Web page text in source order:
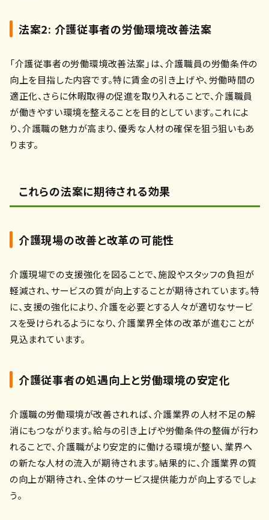
法案2: 介護従事者の労働環境改善法案
「介護従事者の労働環境改善法案」は、介護職員の労働条件の
向上を目指した内容です。特に賃金の引き上げや、労働時間の
適正化、さらに休暇取得の促進を取り入れることで、介護職員
が働きやすい環境を整えることを目的としています。これによ
り、介護職の魅力が高まり、優秀な人材の確保を狙う狙いもあ
ります。
これらの法案に期待される効果
介護現場の改善と改革の可能性
介護現場での支援強化を図ることで、施設やスタッフの負担が
軽減され、サービスの質が向上することが期待されています。特
に、支援の強化により、介護を必要とする人々が適切なサービ
スを受けられるようになり、介護業界全体の改革が進むことが
見込まれています。
介護従事者の処遇向上と労働環境の安定化
介護職の労働環境が改善されれば、介護業界の人材不足の解
消にもつながります。給与の引き上げや労働条件の整備が行わ
れることで、介護職がより安定的に働ける環境が整い、業界へ
の新たな人材の流入が期待されます。結果的に、介護業界の質
の向上が期待され、全体のサービス提供能力が向上するでしょ
う。